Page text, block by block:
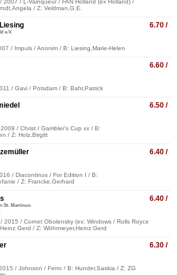
2007 / L-Vainqueur / FAN Holland (ex Holland) /
/ Z: Veldman,G.E.
6.70 /
e.V.
/ Impuls / Anonim / B: Liesing,Marie-Helen
6.60 /
/ Gavi / Potsdam / B: Bahr,Patrick
6.50 /
/ Christ / Gambler's Cup xx / B:
/ Z: Holz,Birgitt
6.40 /
/ Diacontinus / For Edition I / B:
/ Z: Francke,Gerhard
6.40 /
St. Martinus
2015 / Cornet Obolensky (ex: Windows / Rolls Royce
Gerd / Z: Wöhrmeyer,Heinz Gerd
6.30 /
/ Johnson / Ferro / B: Hunder,Saskia / Z: ZG